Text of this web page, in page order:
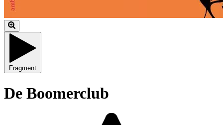
Fragment
De Boomerclub